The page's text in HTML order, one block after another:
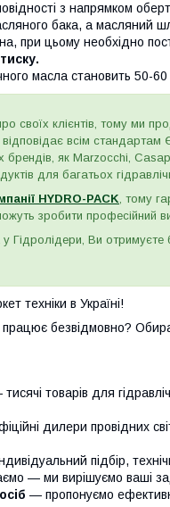
з напрямком
бака, а масляний
при цьому необхідно
масла становить 50-60
своїх клієнтів, тому ми
всім
брендів, як Marzocchi,
для багатьох
HYDRO-PACK, тому
зробити професійний
Ви отримуєте
техніки в Україні!
безвідмовно?
товарів для
дилери провідних
підбір,
— ми вирішуємо ваші
— пропонуємо